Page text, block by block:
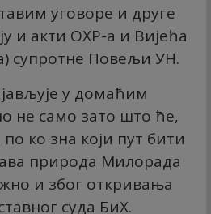
уговоре и друге
и акти ОХР-а и Вијећа
супротне Повељи УН.
у домаћим
не само зато што ће,
ко зна који пут бити
природа Милорада
и због откривања
суда БиХ.